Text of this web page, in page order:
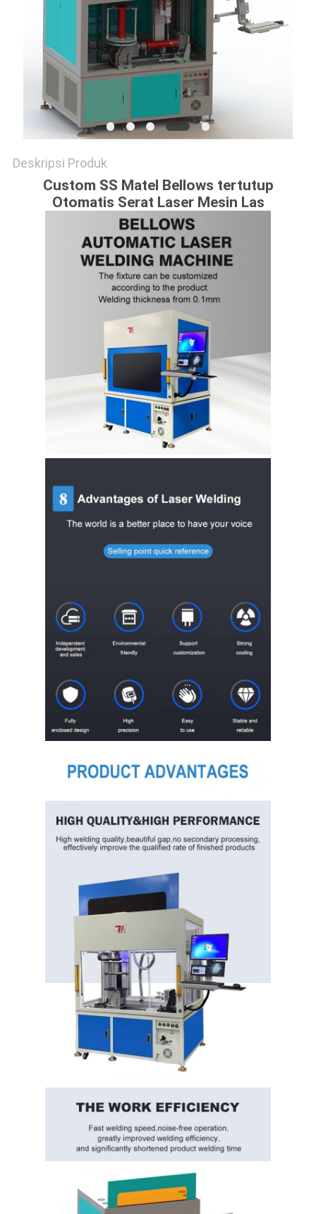
Deskripsi Produk
Custom SS Matel Bellows tertutup
Otomatis Serat Laser Mesin Las